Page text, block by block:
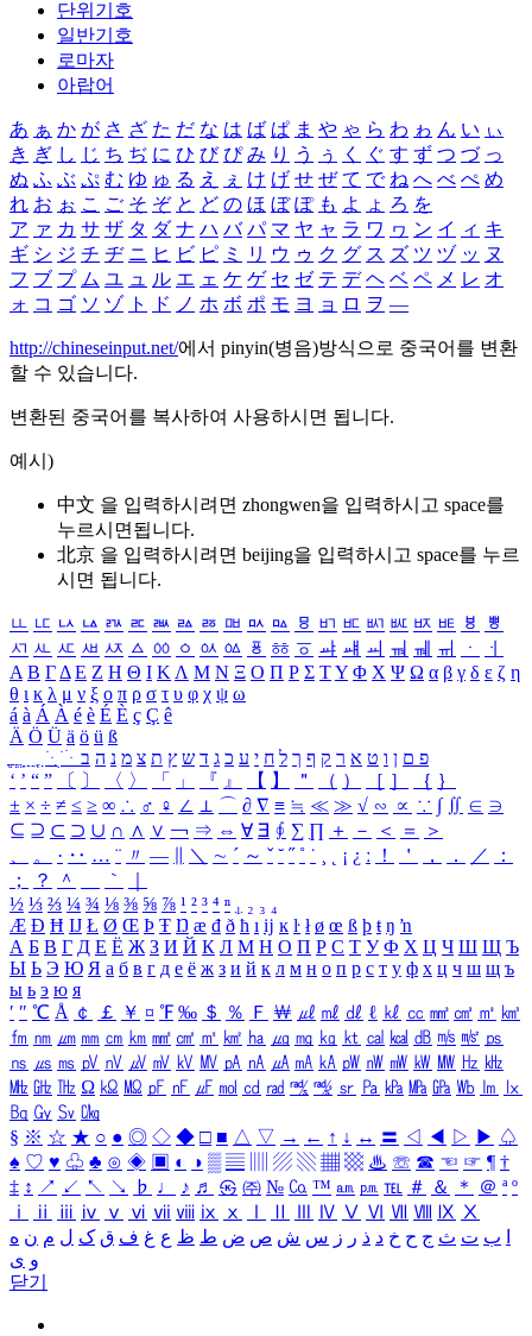
단위기호
일반기호
로마자
아랍어
あ ぁ か が さ ざ た だ な は ば ぱ ま や ゃ ら わ ゎ ん い ぃ
き ぎ し じ ち ぢ に ひ び ぴ み り う ぅ く ぐ す ず つ づ っ
ぬ ふ ぶ ぷ む ゆ ゅ る え ぇ け げ せ ぜ て で ね へ べ ぺ め
れ お ぉ こ ご そ ぞ と ど の ほ ぼ ぽ も よ ょ ろ を
ア ァ カ サ ザ タ ダ ナ ハ バ パ マ ヤ ャ ラ ワ ヮ ン イ ィ キ
ギ シ ジ チ ヂ ニ ヒ ビ ピ ミ リ ウ ゥ ク グ ス ズ ツ ヅ ッ ヌ
フ ブ プ ム ユ ュ ル エ ェ ケ ゲ セ ゼ テ デ ヘ ベ ペ メ レ オ
ォ コ ゴ ソ ゾ ト ド ノ ホ ボ ポ モ ヨ ョ ロ ヲ ―
http://chineseinput.net/에서 pinyin(병음)방식으로 중국어를 변환
할 수 있습니다.
변환된 중국어를 복사하여 사용하시면 됩니다.
예시)
中文 을 입력하시려면 zhongwen을 입력하시고 space를
누르시면됩니다.
北京 을 입력하시려면 beijing을 입력하시고 space를 누르
시면 됩니다.
ㅥ ㅦ ㅧ ㅨ ㅩ ㅪ ㅫ ㅬ ㅭ ㅮ ㅯ ㅰ ㅱ ㅲ ㅳ ㅴ ㅵ ㅶ ㅷ ㅸ
ㅹ
ㅺ ㅻ ㅼ ㅽ ㅾ ㅿ ㆀ ㆁ ㆂ ㆃ ㆄ ㆅ ㆆ ㆇ ㆈ ㆉ ㆊ ㆋ ㆌ ㆍ
ㆎ
Α Β ΓΔ Ε Ζ Η Θ Ι ΚΛ Μ Ν Ξ Ο Π Ρ Σ ΤΥ Φ Χ Ψ Ω α β γ δ ε ζ η
θ ι κ λ μ ν ξ ο π ρ σ τ υ φ χ ψ ω
á à Á À é è É È ç Ç ê
Ä Ö Ü ä ö ü ß
ִֶֹ ֻּ ׁׂ פ ם ן ו ט א ר ק ף ך ל ח י ע כ ג ד ש ץ ת צ מ נ ה ב
‘ ’ “ ” 〔 〕 〈 〉 「 」 『 』 【 】 ＂ （ ） ［ ］ ｛ ｝
± × ÷ ≠ ≤ ≥ ∞ ∴ ♂ ♀ ∠ ⊥ ⌒ ∂ ∇ ≡ ≒ ≪ ≫ √ ∽ ∝ ∵ ∫ ∬ ∈ ∋
⊆ ⊇ ⊂ ⊃ ∪ ∩ ∧ ∨ ￢ ⇒ ⇔ ∀ ∃ ∮ ∑ ∏ ＋ － ＜ ＝
＞
、
。 · ‥ … ¨ 〃 ― ＼ ∼ ´ ～ ˇ ˘ ˝ ˚ ˙ ¸ ¡ ¿ ː ！ ＇ ， ． ／
：
；
？ ＾ ｀
½ ⅓ ⅔ ¼ ¾ ⅛ ⅜ ⅝ ⅞ ¹ ² ³ ⁴ ⁿ ₁ ₂ ₃ ₄
Æ Ð Ħ Ĳ Ł Ø Œ Þ Ŧ Ŋ æ đ ð ħ ı ĳ ĸ ŀ ł ø œ ß þ ŧ ŋ ŉ
А Б В Г Д Е Ё Ж З И Й К Л М Н О П Р С Т У Ф Х Ц Ч Ш Щ Ъ
Ы Ь Э Ю Я а б в г д е ё ж з и й к л м н о п р с т у ф х ц ч ш щ ъ
ы ь э ю я
′ ″ ℃ Å ￠ ￡ ￥ ¤ ℉ ‰ ＄ ％ Ｆ ￦ ㎕ ㎖ ㎗ ℓ ㎘ ㏄ ㎣ ㎤ ㎥ ㎦
㎙ ㎚ ㎛ ㎜ ㎝ ㎞ ㎟ ㎠ ㎡ ㎢ ㏊ ㎍ ㎎ ㎏ ㏏ ㎈ ㎉ ㏈ ㎧ ㎨ ㎰
㎱ ㎲ ㎳ ㎴ ㎵ ㎶ ㎷ ㎸ ㎹ ㎀ ㎁ ㎂ ㎃ ㎄ ㎺ ㎻ ㎽ ㎾ ㎿ ㎐ ㎑
㎒ ㎓ ㎔ Ω ㏀ ㏁ ㎊ ㎋ ㎌ ㏖ ㏅ ㎭ ㎮ ㎯ ㏛ ㎩ ㎪ ㎫ ㎬ ㏝ ㏐
㏓
㏃ ㏉ ㏜ ㏆
§ ※ ☆ ★ ○ ● ◎ ◇ ◆ □ ■ △ ▽ → ← ↑ ↓ ↔ 〓 ◁ ◀ ▷ ▶ ♤
♠ ♡ ♥ ♧ ♣ ⊙ ◈ ▣ ◐ ◑ ▒ ▤ ▨ ▧ ▦ ▩ ♨ ☏ ☎ ☜ ☞ ¶ †
‡ ↕ ↗ ↙ ↖ ↘ ♭ ♩ ♪ ♬ ㉿ ㈜ № ㏇ ™ ㏂ ㏘ ℡ ＃ ＆ ＊ ＠ ª º
ⅰ
ⅱ ⅲ ⅳ ⅴ ⅵ ⅶ ⅷ ⅸ ⅹ Ⅳ Ⅴ Ⅵ Ⅶ Ⅷ Ⅸ Ⅹ
ب ت ث ج ح خ د ذ ر ز س ش ص ض ط ظ ع غ ف ق ک ل م ن ه
و ی
닫기